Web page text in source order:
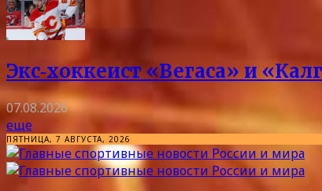
Экс‑хоккеист «Вегаса» и
07.08.2026
еще
ПЯТНИЦА, 7 АВГУСТА, 2026